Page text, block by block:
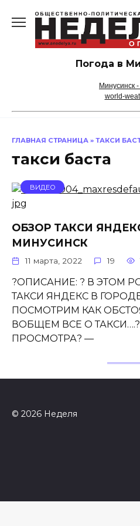
содержанию
Погода в
Минусинск -
world-
ГЛАВНАЯ СТРАНИЦА » ТАКСИ
такси баста
ВИДЕО
ОБЗОР ТАКСИ
МИНУСИНСК
11 марта, 2022 19
?ОПИСАНИЕ: ? В ЭТОМ
ТАКСИ ЯНДЕКС В
ПОСМОТРИМ КАК
ВОБЩЕМ ВСЕ О
ПРОСМОТРА? —
© 2026 Неделя